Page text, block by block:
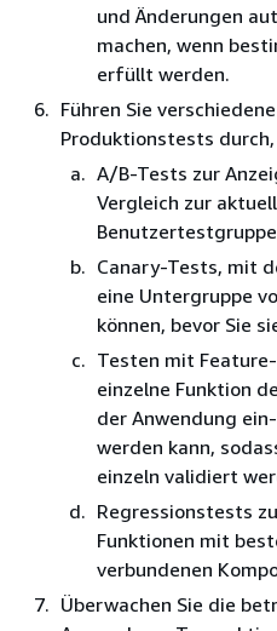
und Änderungen
machen, wenn
erfüllt werden.
Führen Sie
Produktionstests durch,
A/B-Tests zur
Vergleich zur
Canary-Tests, mit
eine Untergruppe
können, bevor Sie
Testen mit
einzelne Funktion
der Anwendung
werden kann,
einzeln validiert
Regressionstests
Funktionen mit
verbundenen
Überwachen Sie die